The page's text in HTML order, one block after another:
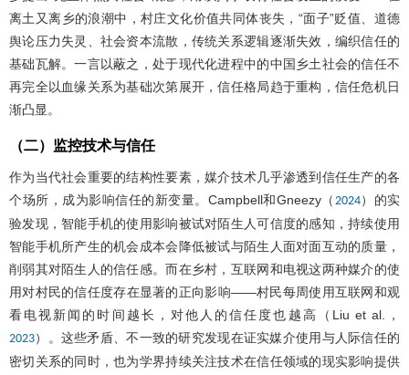
离土又离乡的浪潮中，村庄文化价值共同体丧失，“面子”贬值、道德
舆论压力失灵、社会资本流散，传统关系逻辑逐渐失效，编织信任的
基础瓦解。一言以蔽之，处于现代化进程中的中国乡土社会的信任不
再完全以血缘关系为基础次第展开，信任格局趋于重构，信任危机日
渐凸显。
（二）监控技术与信任
作为当代社会重要的结构性要素，媒介技术几乎渗透到信任生产的各
个场所，成为影响信任的新变量。Campbell和Gneezy（ 2024）的实
验发现，智能手机的使用影响被试对陌生人可信度的感知，持续使用
智能手机所产生的机会成本会降低被试与陌生人面对面互动的质量，
削弱其对陌生人的信任感。而在乡村，互联网和电视这两种媒介的使
用对村民的信任度存在显著的正向影响——村民每周使用互联网和观
看电视新闻的时间越长，对他人的信任度也越高（Liu et al.，
2023）。这些矛盾、不一致的研究发现在证实媒介使用与人际信任的
密切关系的同时，也为学界持续关注技术在信任领域的现实影响提供